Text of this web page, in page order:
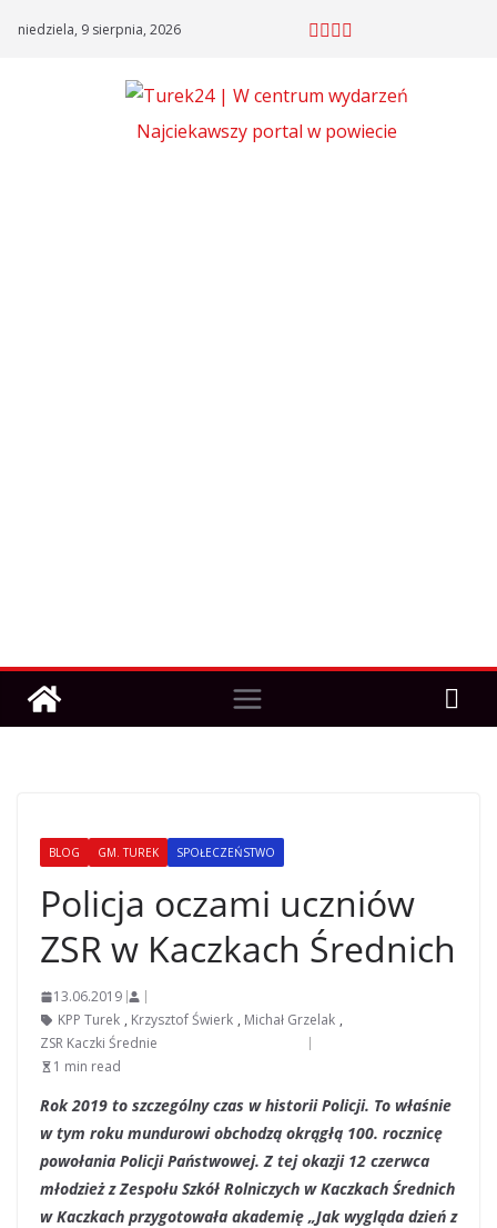
niedziela, 9 sierpnia, 2026
Najciekawszy portal w powiecie
BLOG GM. TUREK SPOŁECZEŃSTWO
Policja oczami uczniów
ZSR w Kaczkach Średnich
13.06.2019
KPP Turek , Krzysztof Świerk , Michał Grzelak ,
ZSR Kaczki Średnie
1 min read
Rok 2019 to szczególny czas w historii Policji. To właśnie
w tym roku mundurowi obchodzą okrągłą 100. rocznicę
powołania Policji Państwowej. Z tej okazji 12 czerwca
młodzież z Zespołu Szkół Rolniczych w Kaczkach Średnich
w Kaczkach przygotowała akademię „Jak wygląda dzień z